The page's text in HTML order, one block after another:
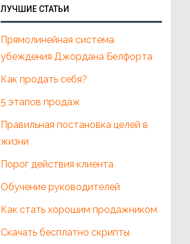
ЛУЧШИЕ СТАТЬИ
Прямолинейная система
убеждения Джордана Белфорта
Как продать себя?
5 этапов продаж
Правильная постановка целей в
жизни
Порог действия клиента
Обучение руководителей
Как стать хорошим продажником
Скачать бесплатно скрипты